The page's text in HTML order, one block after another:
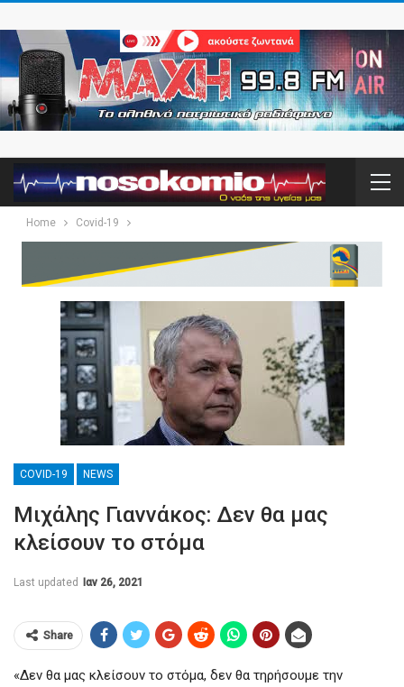
Home Covid-19
COVID-19 NEWS
Μιχάλης Γιαννάκος: Δεν θα μας
κλείσουν το στόμα
Last updated Ιαν 26, 2021
Share
«Δεν θα μας κλείσουν το στόμα, δεν θα τηρήσουμε την